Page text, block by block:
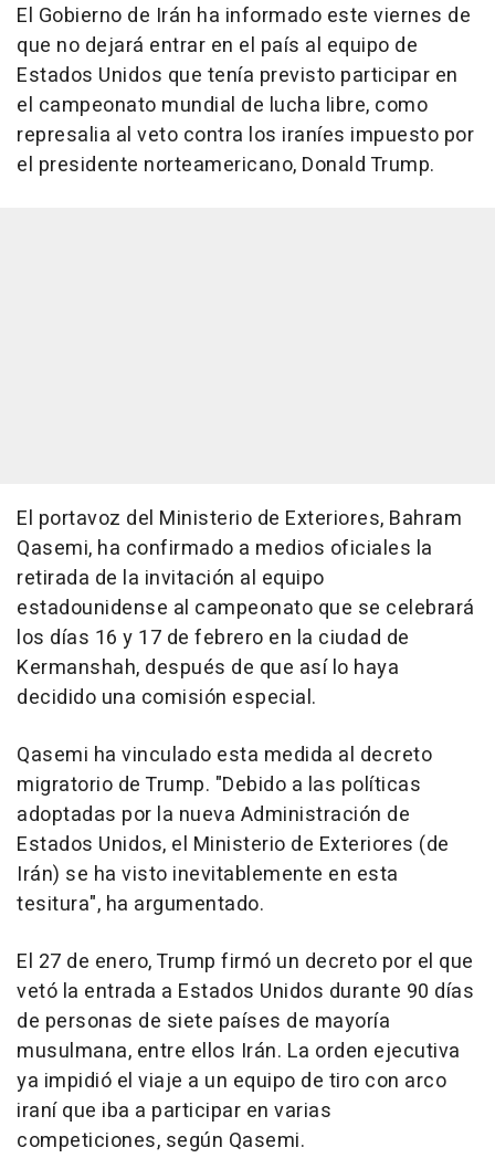
El Gobierno de Irán ha informado este viernes de
que no dejará entrar en el país al equipo de
Estados Unidos que tenía previsto participar en
el campeonato mundial de lucha libre, como
represalia al veto contra los iraníes impuesto por
el presidente norteamericano, Donald Trump.
El portavoz del Ministerio de Exteriores, Bahram
Qasemi, ha confirmado a medios oficiales la
retirada de la invitación al equipo
estadounidense al campeonato que se celebrará
los días 16 y 17 de febrero en la ciudad de
Kermanshah, después de que así lo haya
decidido una comisión especial.
Qasemi ha vinculado esta medida al decreto
migratorio de Trump. "Debido a las políticas
adoptadas por la nueva Administración de
Estados Unidos, el Ministerio de Exteriores (de
Irán) se ha visto inevitablemente en esta
tesitura", ha argumentado.
El 27 de enero, Trump firmó un decreto por el que
vetó la entrada a Estados Unidos durante 90 días
de personas de siete países de mayoría
musulmana, entre ellos Irán. La orden ejecutiva
ya impidió el viaje a un equipo de tiro con arco
iraní que iba a participar en varias
competiciones, según Qasemi.